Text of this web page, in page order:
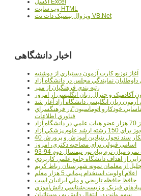
اکسل Excel
وب سايت HTML
ويژوال بيسيک دات نت VB.Net
اخبار دانشگاهی
آغاز توزيع کارت آزمون دستياري از دوشنبه
نمايندگي مجلس در دانشگاه آزاد
رتبه بندي فرهنگيان از مهر
آکادميک و جنرال زبان انگليسي از امروز
آزمون زبان انگليسي دانشگاه آزاد آغاز شد
خودکارو اتوماسيون"در فرهنگسراي
فناوري اطلاعات
علوم پزشکي آزاد
سند تحول بنيادين آموزش و پرورش
اسامي قبولي براي مصاحبه دکتري، امروز
میان ترم پیام نور نیمسال دوم 94-93
از اهداف دانشگاه جامع علمي کاربردي
از معلمان نمونه شهرستان رباط کريم
اعلام اولويت استخدام پيماني 5 هزار معلم
حافظ حافظه تاريخي و ملي ايرانيان است
فيزيک و زيست‌شناسي دانش‌آموزي
سهم وانت در انتقال دانش به روستائيان